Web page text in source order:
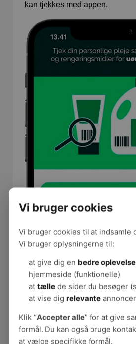
kan tjekkes med appen.
Vi bruger cookies
Vi bruger cookies til at indsamle
Vi bruger oplysningerne til:
at give dig en bedre oplevelse
hjemmeside (funktionelle)
at tællede sider du besøger
at vise dig relevante
Klik “Accepter alle” for at give
formål. Du kan også bruge
at vælge specifikke formål.